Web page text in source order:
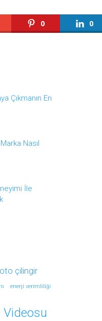
0 0
Çıkmanın En
Nasıl
İle
çilingir
enerji verimliliği
Videosu